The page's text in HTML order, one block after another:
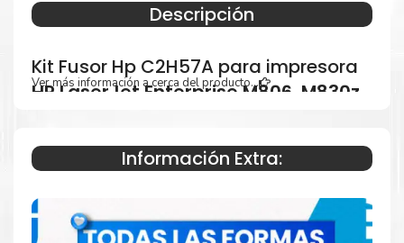
Descripción
Kit Fusor Hp C2H57A para impresora
HP LaserJet Enterprise M806, M830z
Especificaciones Técnicas
Para impresoras:
Ver más información a cerca del producto...
Información Extra: